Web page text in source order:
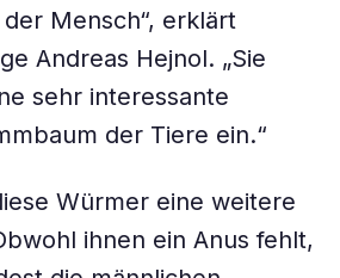
Mensch“, erklärt
Andreas Hejnol. „Sie
sehr interessante
der Tiere ein.“
Würmer eine weitere
ihnen ein Anus fehlt,